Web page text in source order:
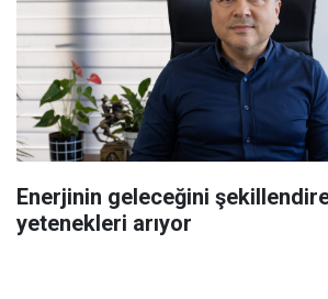
Enerjinin geleceğini
yetenekleri arıyor